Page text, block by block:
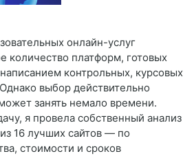
онлайн-услуг
количество платформ, готовых
контрольных, курсовых
выбор действительно
занять немало времени.
я провела собственный анализ
16 лучших сайтов — по
стоимости и сроков